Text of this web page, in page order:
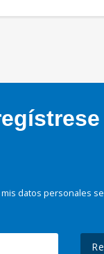
datos personales